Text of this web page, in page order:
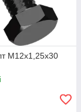
М12х1,25х30